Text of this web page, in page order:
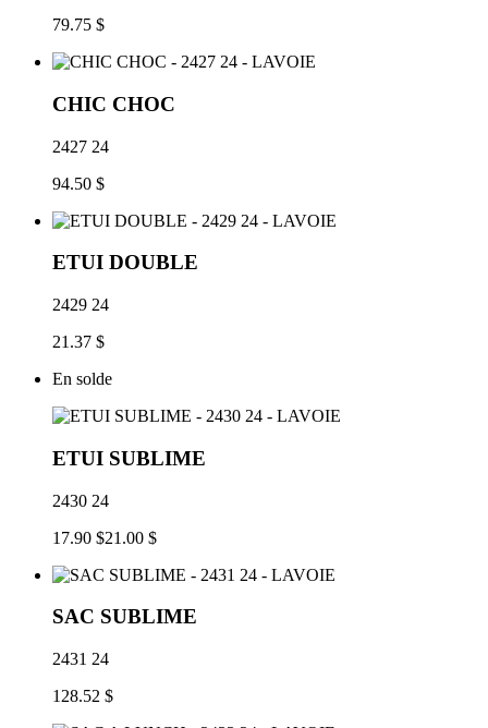
79.75 $
CHIC CHOC
2427 24
94.50 $
ETUI DOUBLE
2429 24
21.37 $
En solde
ETUI SUBLIME
2430 24
17.90 $21.00 $
SAC SUBLIME
2431 24
128.52 $